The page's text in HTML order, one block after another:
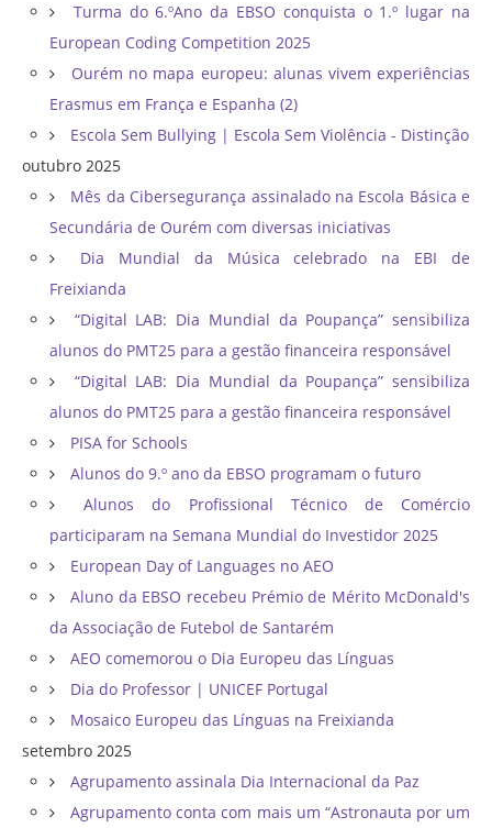
Turma do 6.ºAno da EBSO conquista o 1.º lugar na
European Coding Competition 2025
Ourém no mapa europeu: alunas vivem experiências
Erasmus em França e Espanha (2)
Escola Sem Bullying | Escola Sem Violência - Distinção
outubro 2025
Mês da Cibersegurança assinalado na Escola Básica e
Secundária de Ourém com diversas iniciativas
Dia Mundial da Música celebrado na EBI de
Freixianda
“Digital LAB: Dia Mundial da Poupança” sensibiliza
alunos do PMT25 para a gestão financeira responsável
“Digital LAB: Dia Mundial da Poupança” sensibiliza
alunos do PMT25 para a gestão financeira responsável
PISA for Schools
Alunos do 9.º ano da EBSO programam o futuro
Alunos do Profissional Técnico de Comércio
participaram na Semana Mundial do Investidor 2025
European Day of Languages no AEO
Aluno da EBSO recebeu Prémio de Mérito McDonald's
da Associação de Futebol de Santarém
AEO comemorou o Dia Europeu das Línguas
Dia do Professor | UNICEF Portugal
Mosaico Europeu das Línguas na Freixianda
setembro 2025
Agrupamento assinala Dia Internacional da Paz
Agrupamento conta com mais um “Astronauta por um